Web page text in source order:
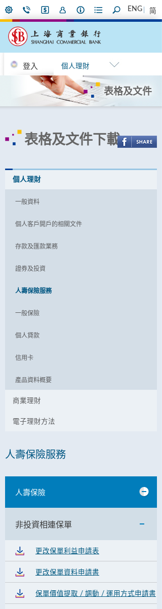
ENG 简
登入 個人理財
表格及文件
表格及文件下載
個人理財
一般資料
個人客戶開戶的相關文件
存款及匯款業務
證券及投資
人壽保險服務
一般保險
個人貸款
信用卡
產品資料概要
商業理財
電子理財方法
人壽保險服務
人壽保險
非投資相連保單
更改保單利益申請表
更改保單資料申請書
保單價值提取 / 調動 / 運用方式申請書